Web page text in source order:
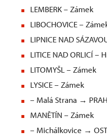
LEMBERK – Zámek
LIBOCHOVICE –
LIPNICE NAD
LITICE NAD ORLICÍ –
LITOMYŠL – Zámek
LYSICE – Zámek
– Malá Strana →
MANĚTÍN – Zámek
– Michálkovice →